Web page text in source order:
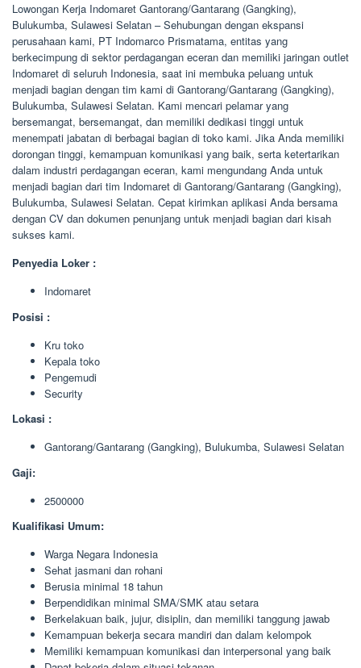
Lowongan Kerja Indomaret Gantorang/Gantarang (Gangking),
Bulukumba, Sulawesi Selatan – Sehubungan dengan ekspansi
perusahaan kami, PT Indomarco Prismatama, entitas yang
berkecimpung di sektor perdagangan eceran dan memiliki jaringan outlet
Indomaret di seluruh Indonesia, saat ini membuka peluang untuk
menjadi bagian dengan tim kami di Gantorang/Gantarang (Gangking),
Bulukumba, Sulawesi Selatan. Kami mencari pelamar yang
bersemangat, bersemangat, dan memiliki dedikasi tinggi untuk
menempati jabatan di berbagai bagian di toko kami. Jika Anda memiliki
dorongan tinggi, kemampuan komunikasi yang baik, serta ketertarikan
dalam industri perdagangan eceran, kami mengundang Anda untuk
menjadi bagian dari tim Indomaret di Gantorang/Gantarang (Gangking),
Bulukumba, Sulawesi Selatan. Cepat kirimkan aplikasi Anda bersama
dengan CV dan dokumen penunjang untuk menjadi bagian dari kisah
sukses kami.
Penyedia Loker :
Indomaret
Posisi :
Kru toko
Kepala toko
Pengemudi
Security
Lokasi :
Gantorang/Gantarang (Gangking), Bulukumba, Sulawesi Selatan
Gaji:
2500000
Kualifikasi Umum:
Warga Negara Indonesia
Sehat jasmani dan rohani
Berusia minimal 18 tahun
Berpendidikan minimal SMA/SMK atau setara
Berkelakuan baik, jujur, disiplin, dan memiliki tanggung jawab
Kemampuan bekerja secara mandiri dan dalam kelompok
Memiliki kemampuan komunikasi dan interpersonal yang baik